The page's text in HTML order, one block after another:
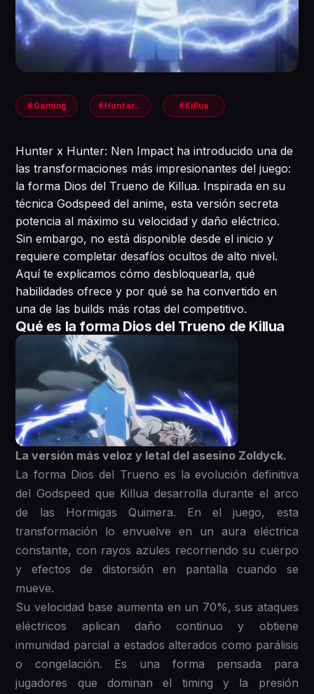
#Gaming #HunterxHunter #Killua
Hunter x Hunter: Nen Impact ha introducido una de
las transformaciones más impresionantes del juego:
la forma Dios del Trueno de Killua. Inspirada en su
técnica Godspeed del anime, esta versión secreta
potencia al máximo su velocidad y daño eléctrico.
Sin embargo, no está disponible desde el inicio y
requiere completar desafíos ocultos de alto nivel.
Aquí te explicamos cómo desbloquearla, qué
habilidades ofrece y por qué se ha convertido en
una de las builds más rotas del competitivo.
Qué es la forma Dios del Trueno de Killua
La versión más veloz y letal del asesino Zoldyck.
La forma Dios del Trueno es la evolución definitiva
del Godspeed que Killua desarrolla durante el arco
de las Hormigas Quimera. En el juego, esta
transformación lo envuelve en un aura eléctrica
constante, con rayos azules recorriendo su cuerpo
y efectos de distorsión en pantalla cuando se
mueve.
Su velocidad base aumenta en un 70%, sus ataques
eléctricos aplican daño continuo y obtiene
inmunidad parcial a estados alterados como parálisis
o congelación. Es una forma pensada para
jugadores que dominan el timing y la presión